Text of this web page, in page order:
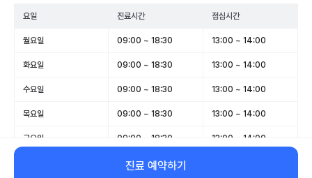
요일 진료시간 점심시간
월요일 09:00 ~ 18:30 13:00 ~ 14:00
화요일 09:00 ~ 18:30 13:00 ~ 14:00
수요일 09:00 ~ 18:30 13:00 ~ 14:00
목요일 09:00 ~ 18:30 13:00 ~ 14:00
금요일 09:00 ~ 18:30 13:00 ~ 14:00
09:00 ~ 15:00
진료 예약하기